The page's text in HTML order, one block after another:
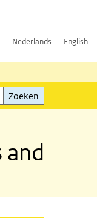
Nederlands English
Zoeken